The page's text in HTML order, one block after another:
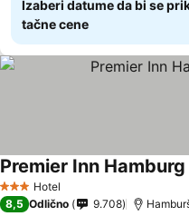
Izaberi datume da bi se
tačne cene
3 Zvezdice
Hotel
Premier Inn
8,5 Odlično 9.708